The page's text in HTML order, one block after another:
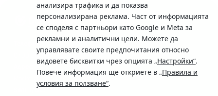
анализира трафика и да показва
персонализирана реклама. Част от информацията
се споделя с партньори като Google и Meta за
рекламни и аналитични цели. Можете да
управлявате своите предпочитания относно
видовете бисквитки чрез опцията „Настройки“.
Повече информация ще откриете в „Правила и
условия за ползване“.
Телефон:
0700 10 375 / *2375
Московска No.19 / ул. Г. Бенковски No. 5, София 1036
SWIFT/BIC: